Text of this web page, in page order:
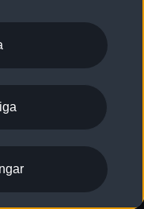
min bil av detta?
dataläcka